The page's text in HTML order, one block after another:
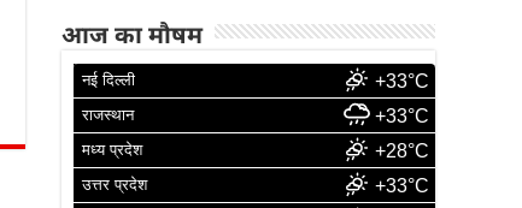
आज का मौषम
नई दिल्ली +33°C
राजस्थान +33°C
मध्य प्रदेश +28°C
उत्तर प्रदेश +33°C